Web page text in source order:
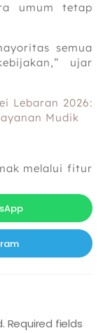
umum tetap
semua
ujar
Lebaran 2026:
Mudik
melalui fitur
Required fields